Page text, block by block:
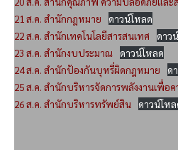
21 ส.ค. สำนักกฎหมาย
ดาวน์โหลด
22 ส.ค. สำนักเทคโนโลยีสารสนเทศ
ดาว
23 ส.ค. สำนักงบประมาณ
ดาวน์โหลด
24 ส.ค. สำนักป้องกันบุหรี่ผิดกฎหมาย
ด
25 ส.ค. สำนักบริหารจัดการพลังงานเพื่อ
26 ส.ค. สำนักบริหารทรัพย์สิน
ดาวน์โห